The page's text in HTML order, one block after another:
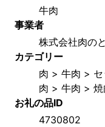
牛肉
事業者
株式会社肉の
カテゴリー
肉 > 牛肉 > セ
肉 > 牛肉 > 焼
お礼の品ID
4730802